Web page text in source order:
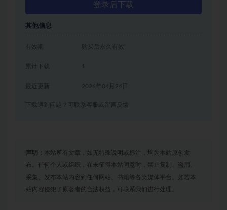
登录后下载
其他信息
有效期 购买后永久有效
累计下载 1
2026年04月24日
下载遇到问题？可联系客服或留言反馈
声明： 本站所有文章，如无特殊说明或标注，均为本站原创发
布。任何个人或组织，在未征得本站同意时，禁止复制、盗用、
采集、发布本站内容到任何网站、书籍等各类媒体平台。如若本
站内容侵犯了原著者的合法权益，可联系我们进行处理。